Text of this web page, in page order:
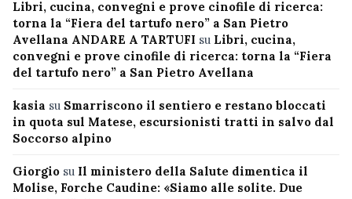
Libri, cucina, convegni e prove cinofile di ricerca:
torna la “Fiera del tartufo nero” a San Pietro
Avellana ANDARE A TARTUFI su Libri, cucina,
convegni e prove cinofile di ricerca: torna la “Fiera
del tartufo nero” a San Pietro Avellana
kasia su Smarriscono il sentiero e restano bloccati
in quota sul Matese, escursionisti tratti in salvo dal
Soccorso alpino
Giorgio su Il ministero della Salute dimentica il
Molise, Forche Caudine: «Siamo alle solite. Due